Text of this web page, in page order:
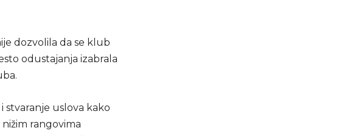
dozvolila da se klub
odustajanja izabrala
stvaranje uslova kako
rangovima